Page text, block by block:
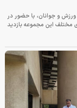
و جوانان، با حضور در
این مجموعه بازدید